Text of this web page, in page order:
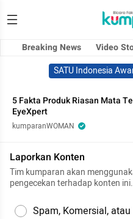
Breaking News Video
SATU Indonesia
5 Fakta Produk Riasan Mata
EyeXpert
kumparanWOMAN
Laporkan Konten
Tim kumparan akan
pengecekan terhadap konten ini.
Spam, Komersial,